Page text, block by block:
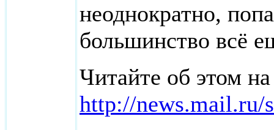
неоднократно,
большинство всё
Читайте об этом на
http://news.mail.ru/